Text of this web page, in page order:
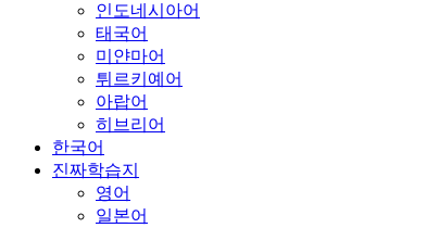
인도네시아어
태국어
미얀마어
튀르키예어
아랍어
히브리어
한국어
진짜학습지
영어
일본어